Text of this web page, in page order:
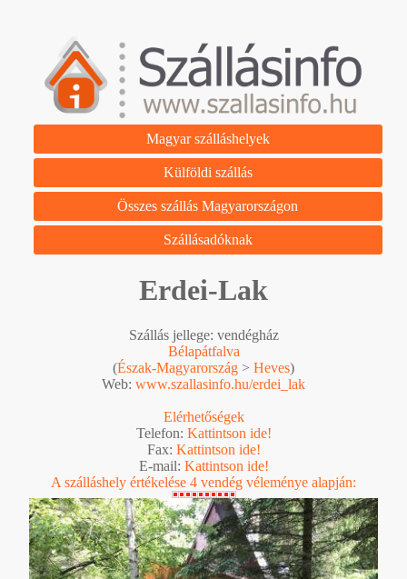
Magyar szálláshelyek
Külföldi szállás
Összes szállás Magyarországon
Szállásadóknak
Erdei-Lak
Szállás jellege: vendégház
Bélapátfalva
(Észak-Magyarország > Heves)
Web: www.szallasinfo.hu/erdei_lak
Elérhetőségek
Telefon: Kattintson ide!
Fax: Kattintson ide!
E-mail: Kattintson ide!
A szálláshely értékelése 4 vendég véleménye alapján: